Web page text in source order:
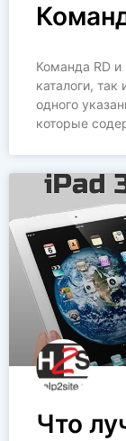
Команда RD и
каталоги, так
одного
которые
Что